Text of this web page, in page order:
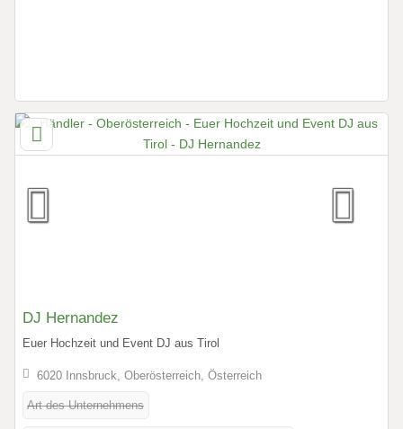
DJ Hernandez
Euer Hochzeit und Event DJ aus Tirol
6020 Innsbruck, Oberösterreich, Österreich
Art des Unternehmens